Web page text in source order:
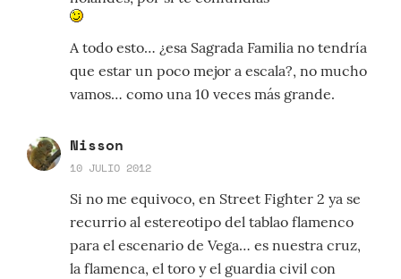
A todo esto… ¿esa Sagrada Familia no tendría
que estar un poco mejor a escala?, no mucho
vamos… como una 10 veces más grande.
Nisson
10 JULIO 2012
Si no me equivoco, en Street Fighter 2 ya se
recurrio al estereotipo del tablao flamenco
para el escenario de Vega… es nuestra cruz,
la flamenca, el toro y el guardia civil con